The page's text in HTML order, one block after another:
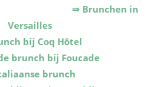
⇒ Brunchen in
Versailles
bij Coq Hôtel
brunch bij Foucade
brunch